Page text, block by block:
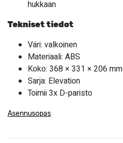
hukkaan
Tekniset tiedot
Väri: valkoinen
Materiaali: ABS
Koko: 368 × 331 × 206 mm
Sarja: Elevation
Toimii 3x D-paristo
Asennusopas